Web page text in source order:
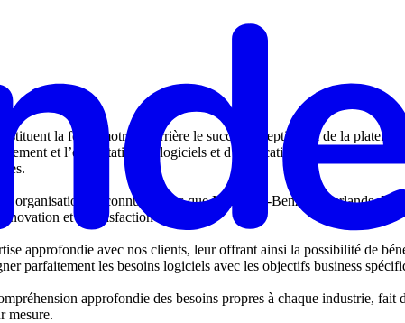
la force motrice derrière le succès exceptionnel de la
et l’exploitation de logiciels et d’applications sur mesure.
organisations reconnues telles que Mercedes-Benz Netherlands,
et la satisfaction client.
approfondie avec nos clients, leur offrant ainsi la possibilité de
parfaitement les besoins logiciels avec les objectifs business
approfondie des besoins propres à chaque industrie,
mesure.